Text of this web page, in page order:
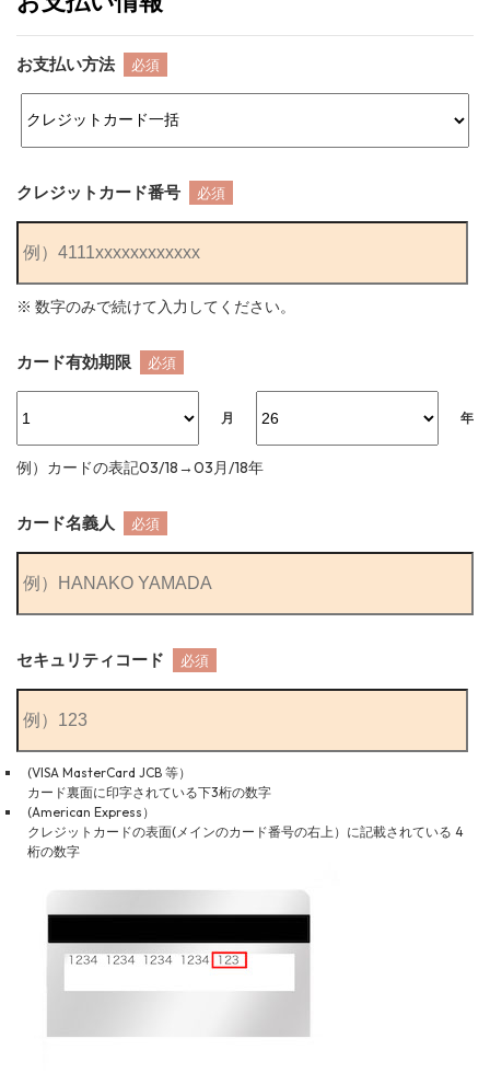
お支払い方法 必須
クレジットカード番号 必須
※ 数字のみで続けて入力してください。
カード有効期限 必須
月 年
例）カードの表記03/18→03月/18年
カード名義人 必須
セキュリティコード 必須
(VISA MasterCard JCB 等）
カード裏面に印字されている下3桁の数字
(American Express）
クレジットカードの表面(メインのカード番号の右上）に記載されている 4
桁の数字